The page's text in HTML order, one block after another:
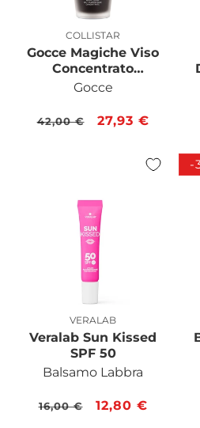
Produttore:
COLLISTAR
Gocce Magiche Viso
Concentrato
Autoabbronzante
Gocce
Prezzo
42,00 €
Prezzo
27,93 €
Produttore:
VERALAB
Veralab Sun Kissed
SPF 50
Balsamo Labbra
Prezzo
16,00 €
Prezzo
12,80 €
-